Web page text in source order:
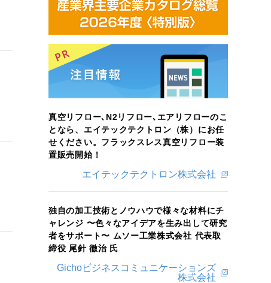
真空リフロー､N2リフロー､エアリフローのこ
となら、エイテックテクトロン（株）にお任
せください。フラックスレス真空リフロー装
置販売開始！
エイテックテクトロン株式会社
独自の加工技術とノウハウで様々な材料にチ
ャレンジ 〜色々なアイデアを生み出して研究
者をサポート〜 ムソー工業株式会社 代表取
締役 尾針 徹治 氏
Gichoビジネスコミュニケーションズ
株式会社